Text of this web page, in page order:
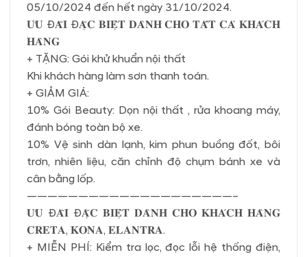
05/10/2024 đến hết ngày 31/10/2024.
𝐔̛𝐔 Đ𝐀̃𝐈 Đ𝐀̣̆𝐂 𝐁𝐈𝐄̣̂𝐓 𝐃𝐀̀𝐍𝐇 𝐂𝐇𝐎 𝐓𝐀̂́𝐓 𝐂𝐀̉ 𝐊𝐇𝐀́𝐂𝐇
𝐇𝐀̀𝐍𝐆
+ TẶNG: Gói khử khuẩn nội thất
Khi khách hàng làm sơn thanh toán.
+ GIẢM GIÁ:
10% Gói Beauty: Dọn nội thất , rửa khoang máy,
đánh bóng toàn bộ xe.
10% Vệ sinh dàn lạnh, kim phun buồng đốt, bôi
trơn, nhiên liệu, căn chỉnh độ chụm bánh xe và
cân bằng lốp.
————————————————————–
𝐔̛𝐔 Đ𝐀̃𝐈 Đ𝐀̣̆𝐂 𝐁𝐈𝐄̣̂𝐓 𝐃𝐀̀𝐍𝐇 𝐂𝐇𝐎 𝐊𝐇𝐀́𝐂𝐇 𝐇𝐀̀𝐍𝐆
𝐂𝐑𝐄𝐓𝐀, 𝐊𝐎𝐍𝐀, 𝐄𝐋𝐀𝐍𝐓𝐑𝐀.
+ MIỄN PHÍ: Kiểm tra lọc, đọc lỗi hệ thống điện,